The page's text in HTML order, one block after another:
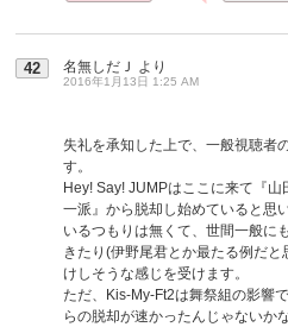
42 名無しだＪ より
2016年1月13日 1:25 AM
失礼を承知した上で、一般視聴者
す。
Hey! Say! JUMPはここに来て『
一派』から脱却し始めていると思
いるつもりは無くて、世間一般に
きたり(伊野尾君とか最たる例だ
けしそうな感じを受けます。
ただ、Kis-My-Ft2は舞祭組の影響
らの脱却が速かったんじゃないか